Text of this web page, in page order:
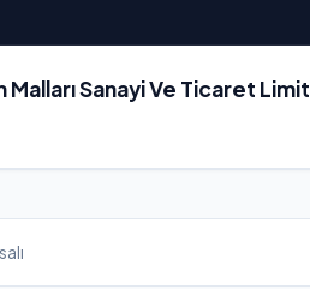
Malları Sanayi Ve Ticaret